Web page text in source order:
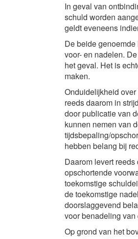
In geval van
schuld worden
geldt eveneens
De beide
voor- en nadelen.
het geval. Het is
maken.
Onduidelijkheid
reeds daarom in
door publicatie van
kunnen nemen van
tijdsbepaling/
hebben belang bij
Daarom levert
opschortende
toekomstige
de toekomstige
doorslaggevend
voor benadeling
Op grond van het